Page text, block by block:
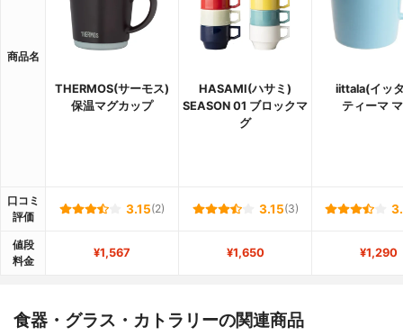
商品名
THERMOS(サーモス)
保温マグカップ
HASAMI(ハサミ)
SEASON 01 ブロックマ
グ
iittala(イッ
ティーマ
口コミ
評価
3.15(2) 3.15(3)
値段
料金
¥1,567 ¥1,650 ¥1,290
食器・グラス・カトラリーの関連商品